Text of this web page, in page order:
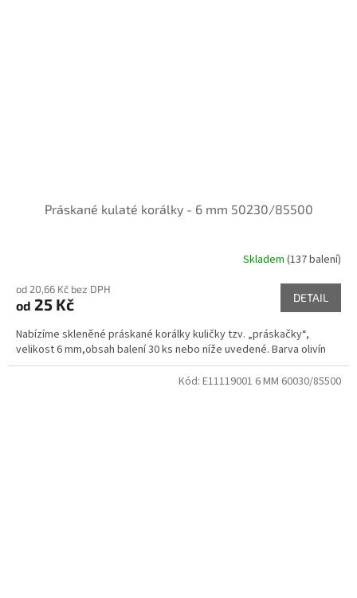
Práskané kulaté korálky - 6 mm 50230/85500
Skladem (137 balení)
od 20,66 Kč bez DPH
od 25 Kč DETAIL
Nabízíme skleněné práskané korálky kuličky tzv. „práskačky“,
velikost 6 mm,obsah balení 30 ks nebo níže uvedené. Barva olivín
Kód: E11119001 6 MM 60030/85500